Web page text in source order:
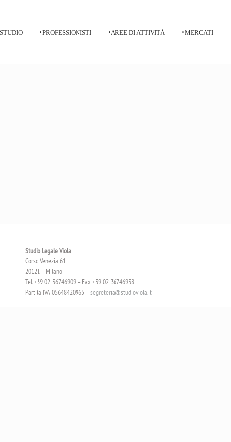
PROFESSIONISTI AREE DI ATTIVITÀ MERCATI
Studio Legale Viola
Corso Venezia 61
20121 – Milano
Tel. +39 02-36746909 – Fax +39 02-36746938
Partita IVA 05648420965 –segreteria@studioviola.it